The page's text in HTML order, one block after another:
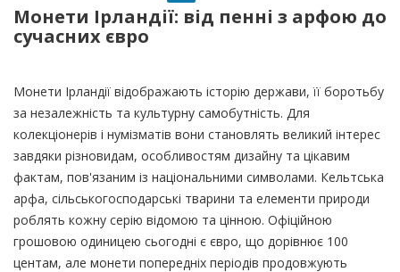
Монети Ірландії: від пенні з арфою до
сучасних євро
Монети Ірландії відображають історію держави, її боротьбу
за незалежність та культурну самобутність. Для
колекціонерів і нумізматів вони становлять великий інтерес
завдяки різновидам, особливостям дизайну та цікавим
фактам, пов'язаним із національними символами. Кельтська
арфа, сільськогосподарські тварини та елементи природи
роблять кожну серію відомою та цінною. Офіційною
грошовою одиницею сьогодні є євро, що дорівнює 100
центам, але монети попередніх періодів продовжують